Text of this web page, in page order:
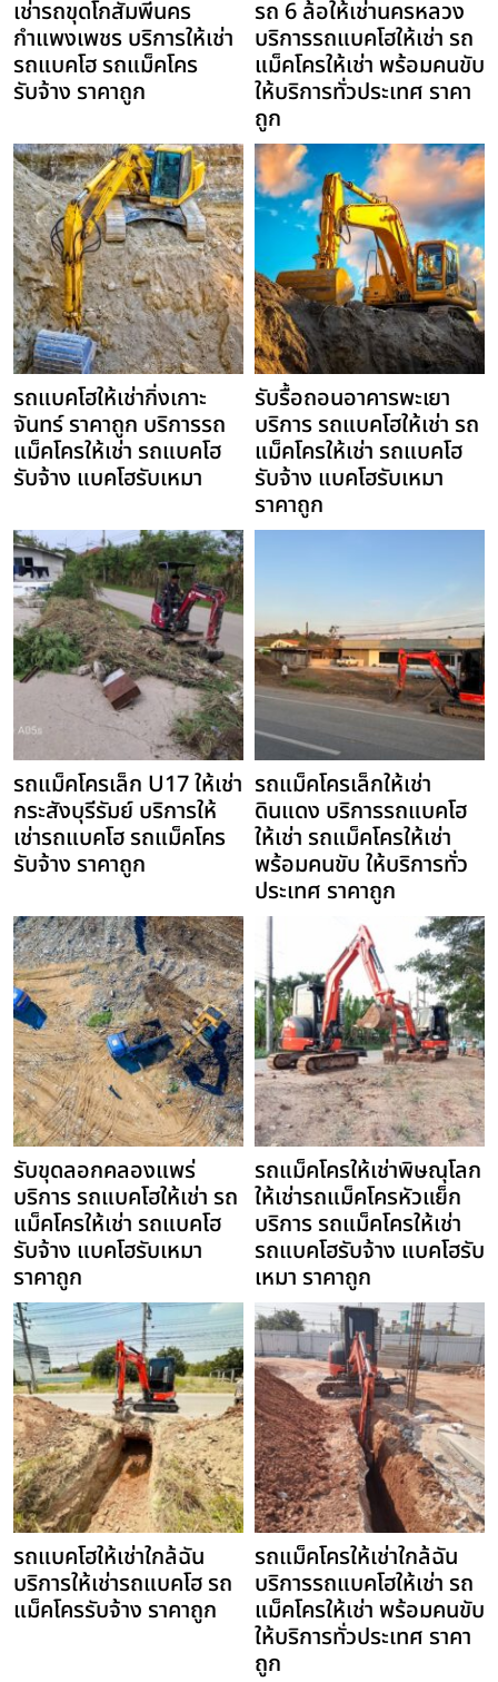
เช่ารถขุดโกสัมพีนคร
กำแพงเพชร บริการให้เช่า
รถแบคโฮ รถแม็คโคร
รับจ้าง ราคาถูก
รถ 6 ล้อให้เช่านครหลวง
บริการรถแบคโฮให้เช่า รถ
แม็คโครให้เช่า พร้อมคนขับ
ให้บริการทั่วประเทศ ราคา
ถูก
รถแบคโฮให้เช่ากิ่งเกาะ
จันทร์ ราคาถูก บริการรถ
แม็คโครให้เช่า รถแบคโฮ
รับจ้าง แบคโฮรับเหมา
รับรื้อถอนอาคารพะเยา
บริการ รถแบคโฮให้เช่า รถ
แม็คโครให้เช่า รถแบคโฮ
รับจ้าง แบคโฮรับเหมา
ราคาถูก
รถแม็คโครเล็ก U17 ให้เช่า
กระสังบุรีรัมย์ บริการให้
เช่ารถแบคโฮ รถแม็คโคร
รับจ้าง ราคาถูก
รถแม็คโครเล็กให้เช่า
ดินแดง บริการรถแบคโฮ
ให้เช่า รถแม็คโครให้เช่า
พร้อมคนขับ ให้บริการทั่ว
ประเทศ ราคาถูก
รับขุดลอกคลองแพร่
บริการ รถแบคโฮให้เช่า รถ
แม็คโครให้เช่า รถแบคโฮ
รับจ้าง แบคโฮรับเหมา
ราคาถูก
รถแม็คโครให้เช่าพิษณุโลก
ให้เช่ารถแม็คโครหัวแย็ก
บริการ รถแม็คโครให้เช่า
รถแบคโฮรับจ้าง แบคโฮรับ
เหมา ราคาถูก
รถแบคโฮให้เช่าใกล้ฉัน
บริการให้เช่ารถแบคโฮ รถ
แม็คโครรับจ้าง ราคาถูก
รถแม็คโครให้เช่าใกล้ฉัน
บริการรถแบคโฮให้เช่า รถ
แม็คโครให้เช่า พร้อมคนขับ
ให้บริการทั่วประเทศ ราคา
ถูก